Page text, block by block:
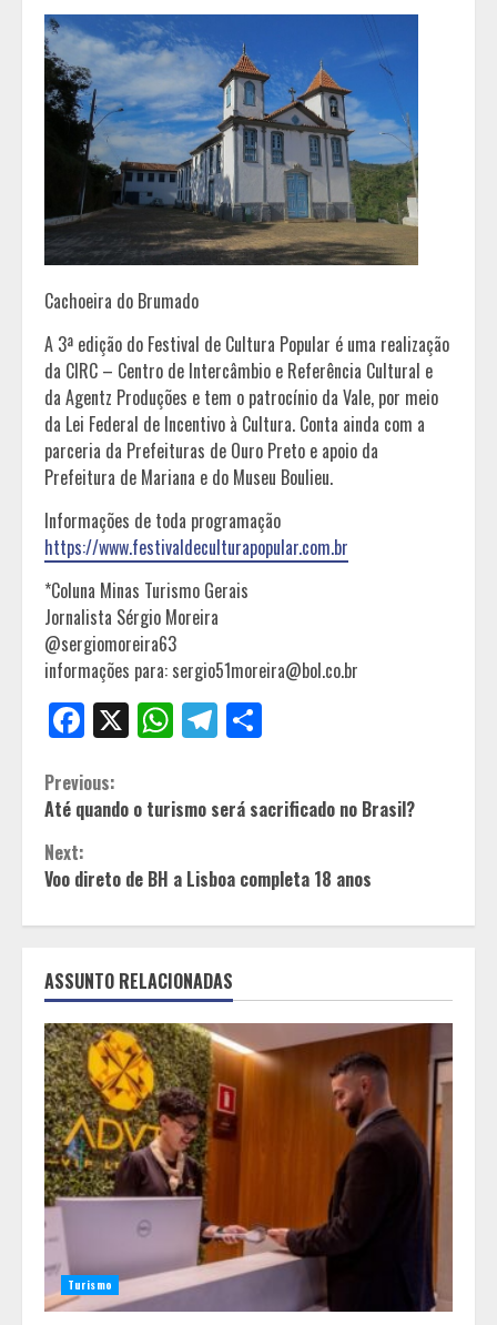
Cachoeira do Brumado
A 3ª edição do Festival de Cultura Popular é uma realização
da CIRC – Centro de Intercâmbio e Referência Cultural e
da Agentz Produções e tem o patrocínio da Vale, por meio
da Lei Federal de Incentivo à Cultura. Conta ainda com a
parceria da Prefeituras de Ouro Preto e apoio da
Prefeitura de Mariana e do Museu Boulieu.
Informações de toda programação
https://www.festivaldeculturapopular.com.br
*Coluna Minas Turismo Gerais
Jornalista Sérgio Moreira
@sergiomoreira63
informações para: sergio51moreira@bol.co.br
Facebook
X WhatsApp
Telegram
Continue
Reading
Previous:
Até quando o turismo será sacrificado no Brasil?
Next:
Voo direto de BH a Lisboa completa 18 anos
ASSUNTO RELACIONADAS
Turismo